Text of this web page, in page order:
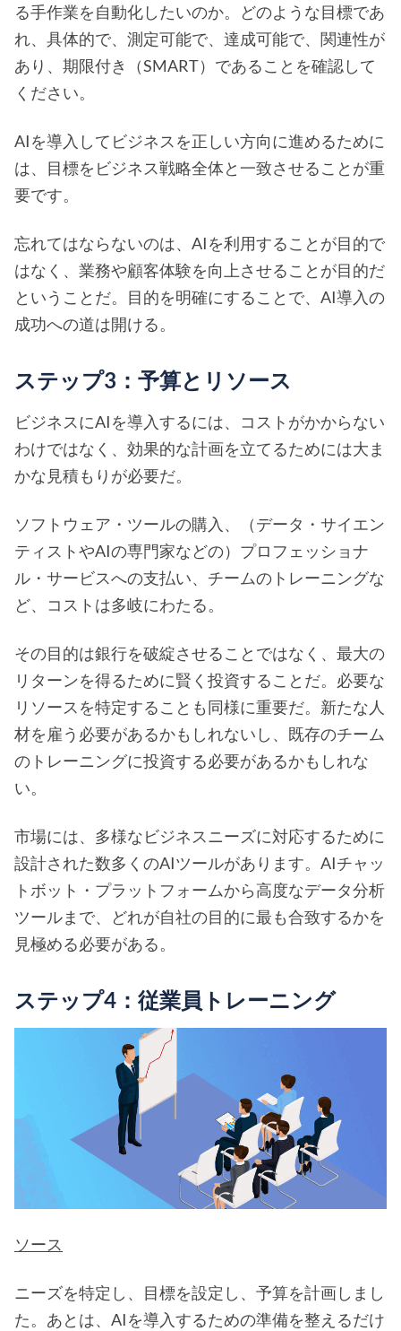
る手作業を自動化したいのか。どのような目標であ
れ、具体的で、測定可能で、達成可能で、関連性が
あり、期限付き（SMART）であることを確認して
ください。
AIを導入してビジネスを正しい方向に進めるために
は、目標をビジネス戦略全体と一致させることが重
要です。
忘れてはならないのは、AIを利用することが目的で
はなく、業務や顧客体験を向上させることが目的だ
ということだ。目的を明確にすることで、AI導入の
成功への道は開ける。
ステップ3：予算とリソース
ビジネスにAIを導入するには、コストがかからない
わけではなく、効果的な計画を立てるためには大ま
かな見積もりが必要だ。
ソフトウェア・ツールの購入、（データ・サイエン
ティストやAIの専門家などの）プロフェッショナ
ル・サービスへの支払い、チームのトレーニングな
ど、コストは多岐にわたる。
その目的は銀行を破綻させることではなく、最大の
リターンを得るために賢く投資することだ。必要な
リソースを特定することも同様に重要だ。新たな人
材を雇う必要があるかもしれないし、既存のチーム
のトレーニングに投資する必要があるかもしれな
い。
市場には、多様なビジネスニーズに対応するために
設計された数多くのAIツールがあります。AIチャッ
トボット・プラットフォームから高度なデータ分析
ツールまで、どれが自社の目的に最も合致するかを
見極める必要がある。
ステップ4：従業員トレーニング
ソース
ニーズを特定し、目標を設定し、予算を計画しまし
た。あとは、AIを導入するための準備を整えるだけ